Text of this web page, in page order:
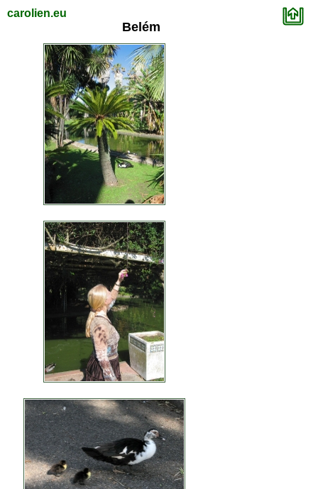
carolien.eu
Belém